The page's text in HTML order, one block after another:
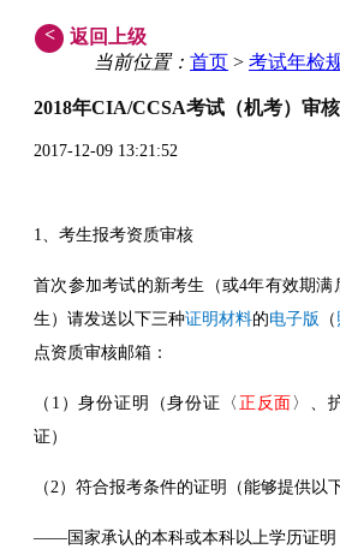
<
返回上级
当前位置： 首页 > 考试年检
2018年CIA/CCSA考试（机考）审
2017-12-09 13:21:52
1、考生报考资质审核
首次参加考试的新考生（或4年有效期
生）请发送以下三种证明材料的电子版 （
点资质审核邮箱：
（1）身份证明（身份证〈 正反面 〉、
证）
（2）符合报考条件的证明（能够提供以
——国家承认的本科或本科以上学历证明